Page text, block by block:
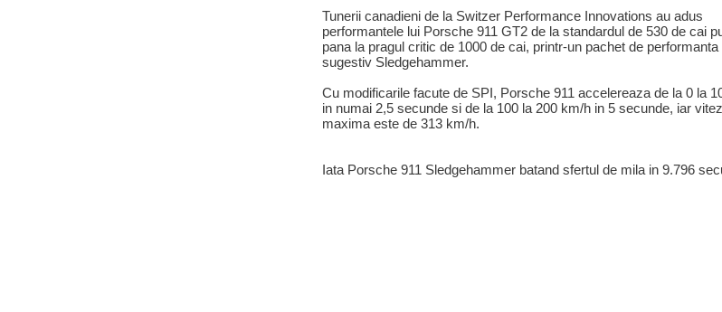
Tunerii canadieni de la Switzer Performance Innovations au adus
performantele lui Porsche 911 GT2 de la standardul de 530 de cai
pana la pragul critic de 1000 de cai, printr-un pachet de performanta
sugestiv Sledgehammer.
Cu modificarile facute de SPI, Porsche 911 accelereaza de la 0 la
in numai 2,5 secunde si de la 100 la 200 km/h in 5 secunde, iar
maxima este de 313 km/h.
Iata Porsche 911 Sledgehammer batand sfertul de mila in 9.796